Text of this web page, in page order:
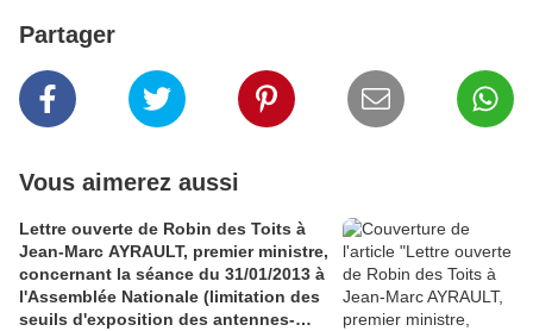
Partager
Vous aimerez aussi
Lettre ouverte de Robin des Toits à
Jean-Marc AYRAULT, premier ministre,
concernant la séance du 31/01/2013 à
l'Assemblée Nationale (limitation des
seuils d'exposition des antennes-